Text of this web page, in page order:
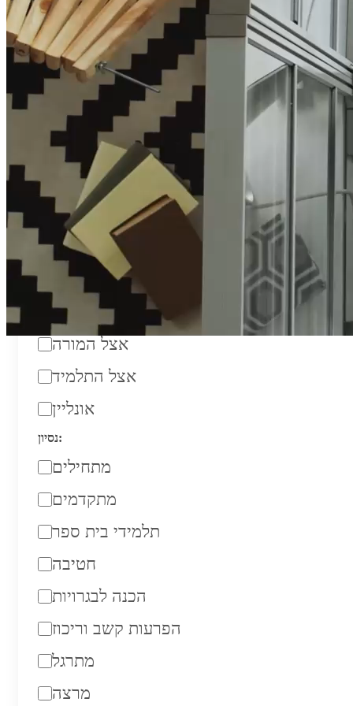
טווח מחירים לשעה:
₪200
מוסד לימודים:
מחלקה:
אצל המורה
אצל התלמיד
אונליין
נסיון:
מתחילים
מתקדמים
תלמידי בית ספר
חטיבה
הכנה לבגרויות
הפרעות קשב וריכוז
מתרגל
מרצה